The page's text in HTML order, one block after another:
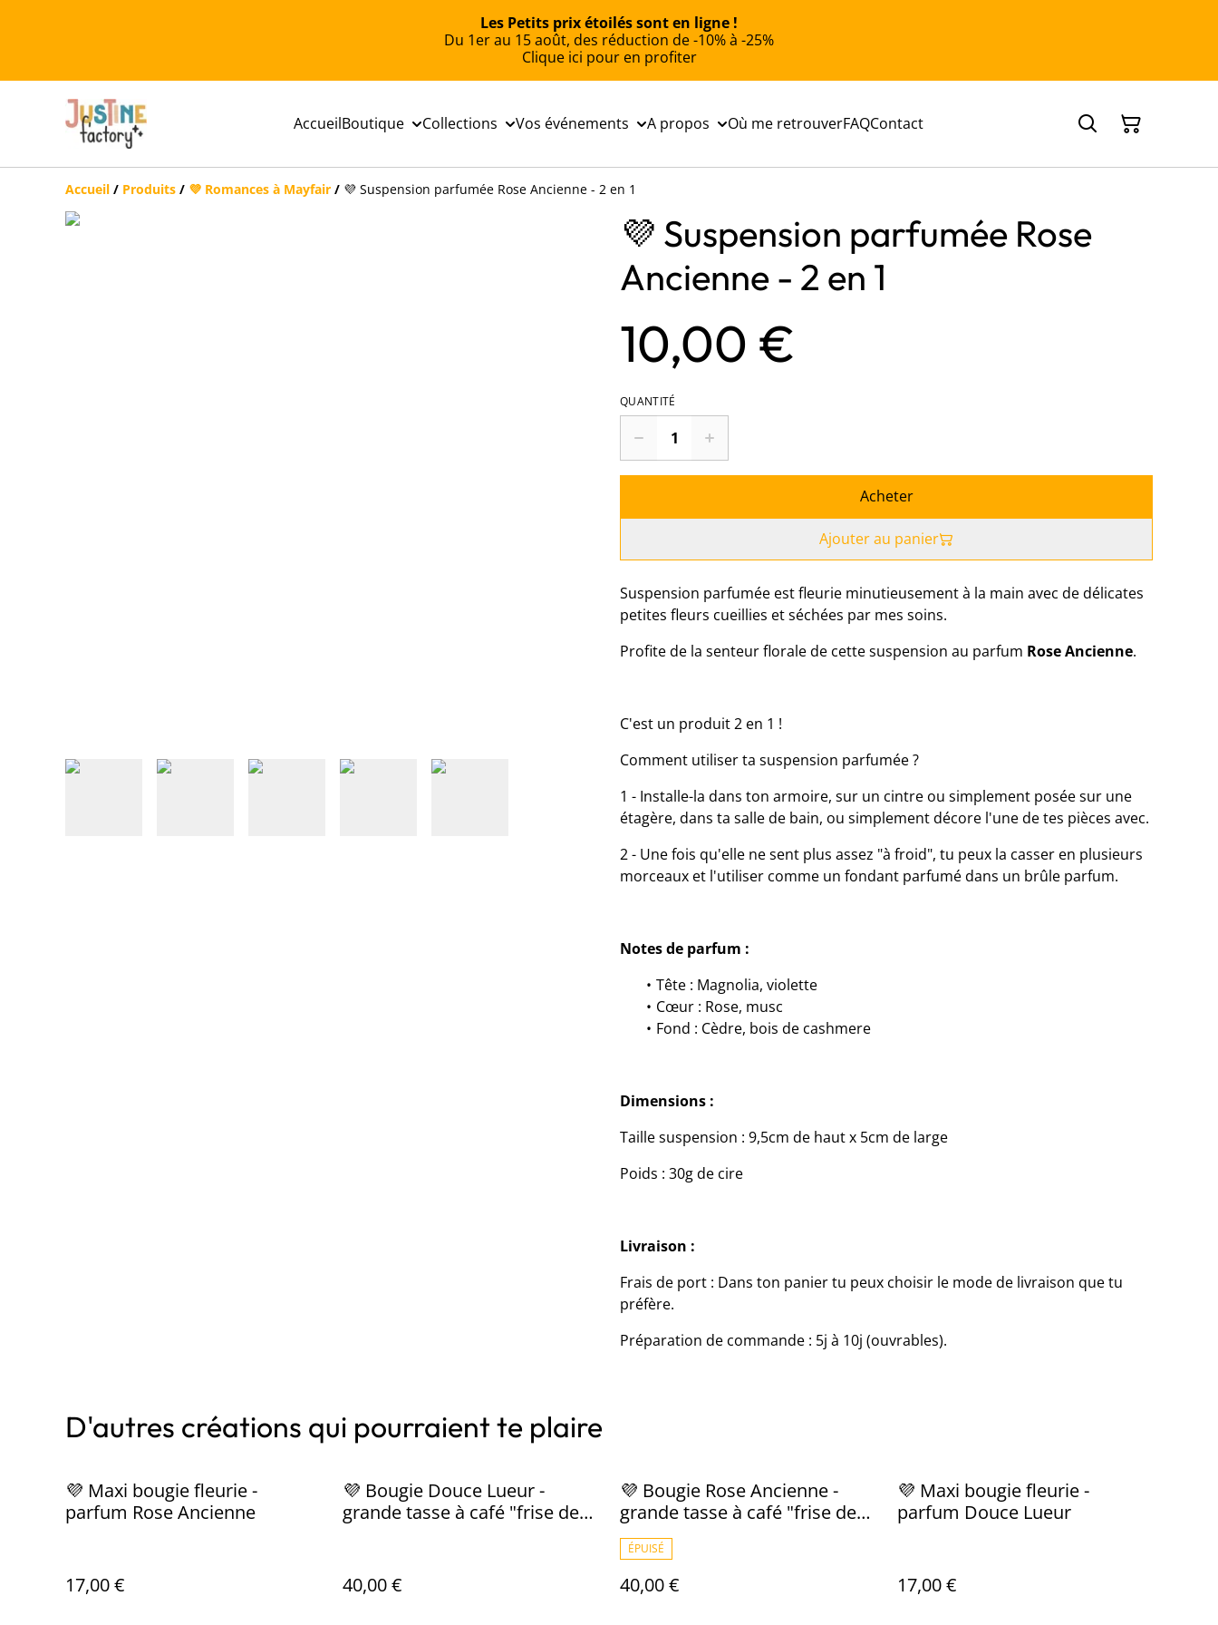
Les Petits prix étoilés sont en ligne !
Du 1er au 15 août, des réduction de -10% à -25%
Clique ici pour en profiter
AccueilBoutique Collections Vos événements A propos Où me retrouverFAQContact
Accueil / Produits / 💜 Romances à Mayfair / 💜 Suspension parfumée Rose Ancienne - 2 en 1
💜 Suspension parfumée Rose
Ancienne - 2 en 1
10,00 €
QUANTITÉ
Acheter
Ajouter au panier
Suspension parfumée est fleurie minutieusement à la main avec de délicates
petites fleurs cueillies et séchées par mes soins.
Profite de la senteur florale de cette suspension au parfum Rose Ancienne.
C'est un produit 2 en 1 !
Comment utiliser ta suspension parfumée ?
1 - Installe-la dans ton armoire, sur un cintre ou simplement posée sur une
étagère, dans ta salle de bain, ou simplement décore l'une de tes pièces avec.
2 - Une fois qu'elle ne sent plus assez "à froid", tu peux la casser en plusieurs
morceaux et l'utiliser comme un fondant parfumé dans un brûle parfum.
Notes de parfum :
Tête : Magnolia, violette
Cœur : Rose, musc
Fond : Cèdre, bois de cashmere
Dimensions :
Taille suspension : 9,5cm de haut x 5cm de large
Poids : 30g de cire
Livraison :
Frais de port : Dans ton panier tu peux choisir le mode de livraison que tu
préfère.
Préparation de commande : 5j à 10j (ouvrables).
D'autres créations qui pourraient te plaire
💜 Maxi bougie fleurie -
parfum Rose Ancienne
17,00 €
💜 Bougie Douce Lueur -
grande tasse à café "frise de
40,00 €
💜 Bougie Rose Ancienne -
grande tasse à café "frise de
roses" avec sous-tasse
ÉPUISÉ
40,00 €
💜 Maxi bougie fleurie -
parfum Douce Lueur
17,00 €